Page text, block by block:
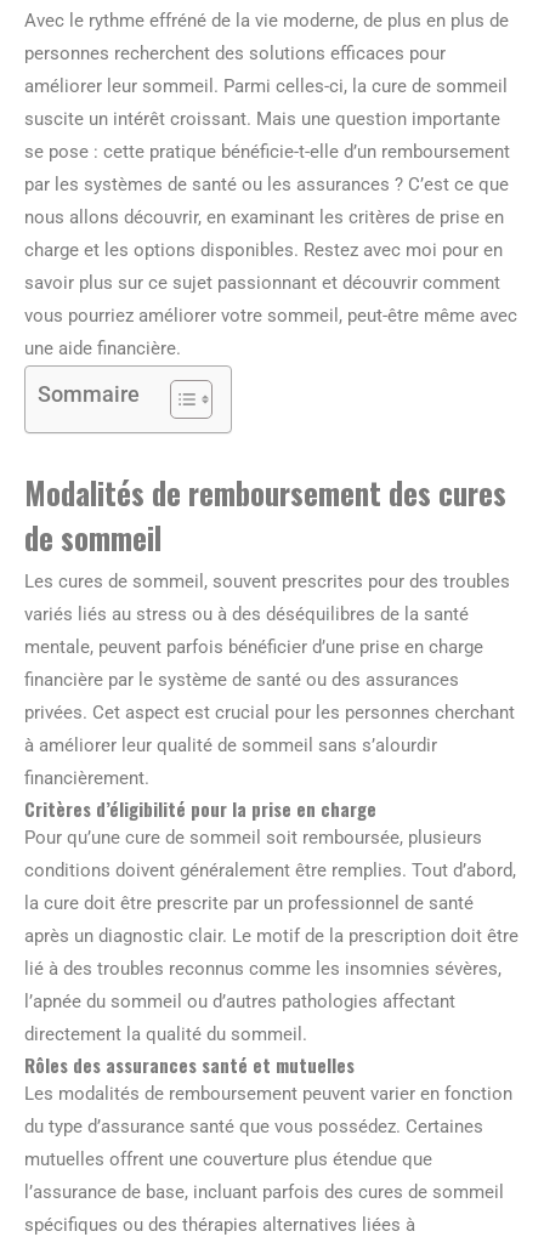
Avec le rythme effréné de la vie moderne, de plus en plus de
personnes recherchent des solutions efficaces pour
améliorer leur sommeil. Parmi celles-ci, la cure de sommeil
suscite un intérêt croissant. Mais une question importante
se pose : cette pratique bénéficie-t-elle d’un remboursement
par les systèmes de santé ou les assurances ? C’est ce que
nous allons découvrir, en examinant les critères de prise en
charge et les options disponibles. Restez avec moi pour en
savoir plus sur ce sujet passionnant et découvrir comment
vous pourriez améliorer votre sommeil, peut-être même avec
une aide financière.
Sommaire
Modalités de remboursement des cures
de sommeil
Les cures de sommeil, souvent prescrites pour des troubles
variés liés au stress ou à des déséquilibres de la santé
mentale, peuvent parfois bénéficier d’une prise en charge
financière par le système de santé ou des assurances
privées. Cet aspect est crucial pour les personnes cherchant
à améliorer leur qualité de sommeil sans s’alourdir
financièrement.
Critères d’éligibilité pour la prise en charge
Pour qu’une cure de sommeil soit remboursée, plusieurs
conditions doivent généralement être remplies. Tout d’abord,
la cure doit être prescrite par un professionnel de santé
après un diagnostic clair. Le motif de la prescription doit être
lié à des troubles reconnus comme les insomnies sévères,
l’apnée du sommeil ou d’autres pathologies affectant
directement la qualité du sommeil.
Rôles des assurances santé et mutuelles
Les modalités de remboursement peuvent varier en fonction
du type d’assurance santé que vous possédez. Certaines
mutuelles offrent une couverture plus étendue que
l’assurance de base, incluant parfois des cures de sommeil
spécifiques ou des thérapies alternatives liées à